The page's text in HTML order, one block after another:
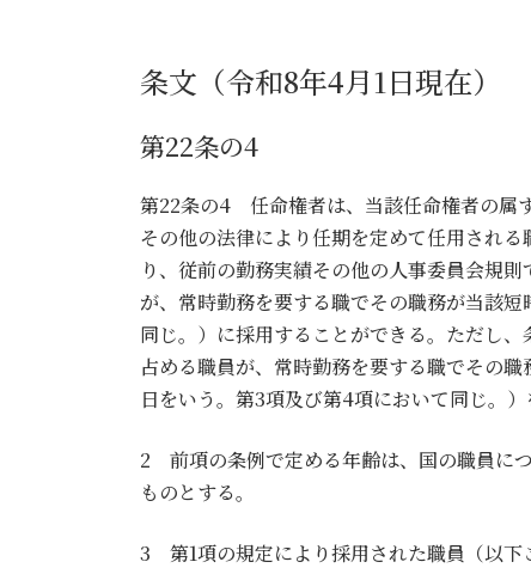
条文（令和8年4月1日現在）
第22条の4
第22条の4 任命権者は、当該任命権者の属
その他の法律により任期を定めて任用され
り、従前の勤務実績その他の人事委員会規
が、常時勤務を要する職でその職務が当該
同じ。）に採用することができる。ただし
占める職員が、常時勤務を要する職でその
日をいう。第3項及び第4項において同じ。
2 前項の条例で定める年齢は、国の職員に
ものとする。
3 第1項の規定により採用された職員（以下